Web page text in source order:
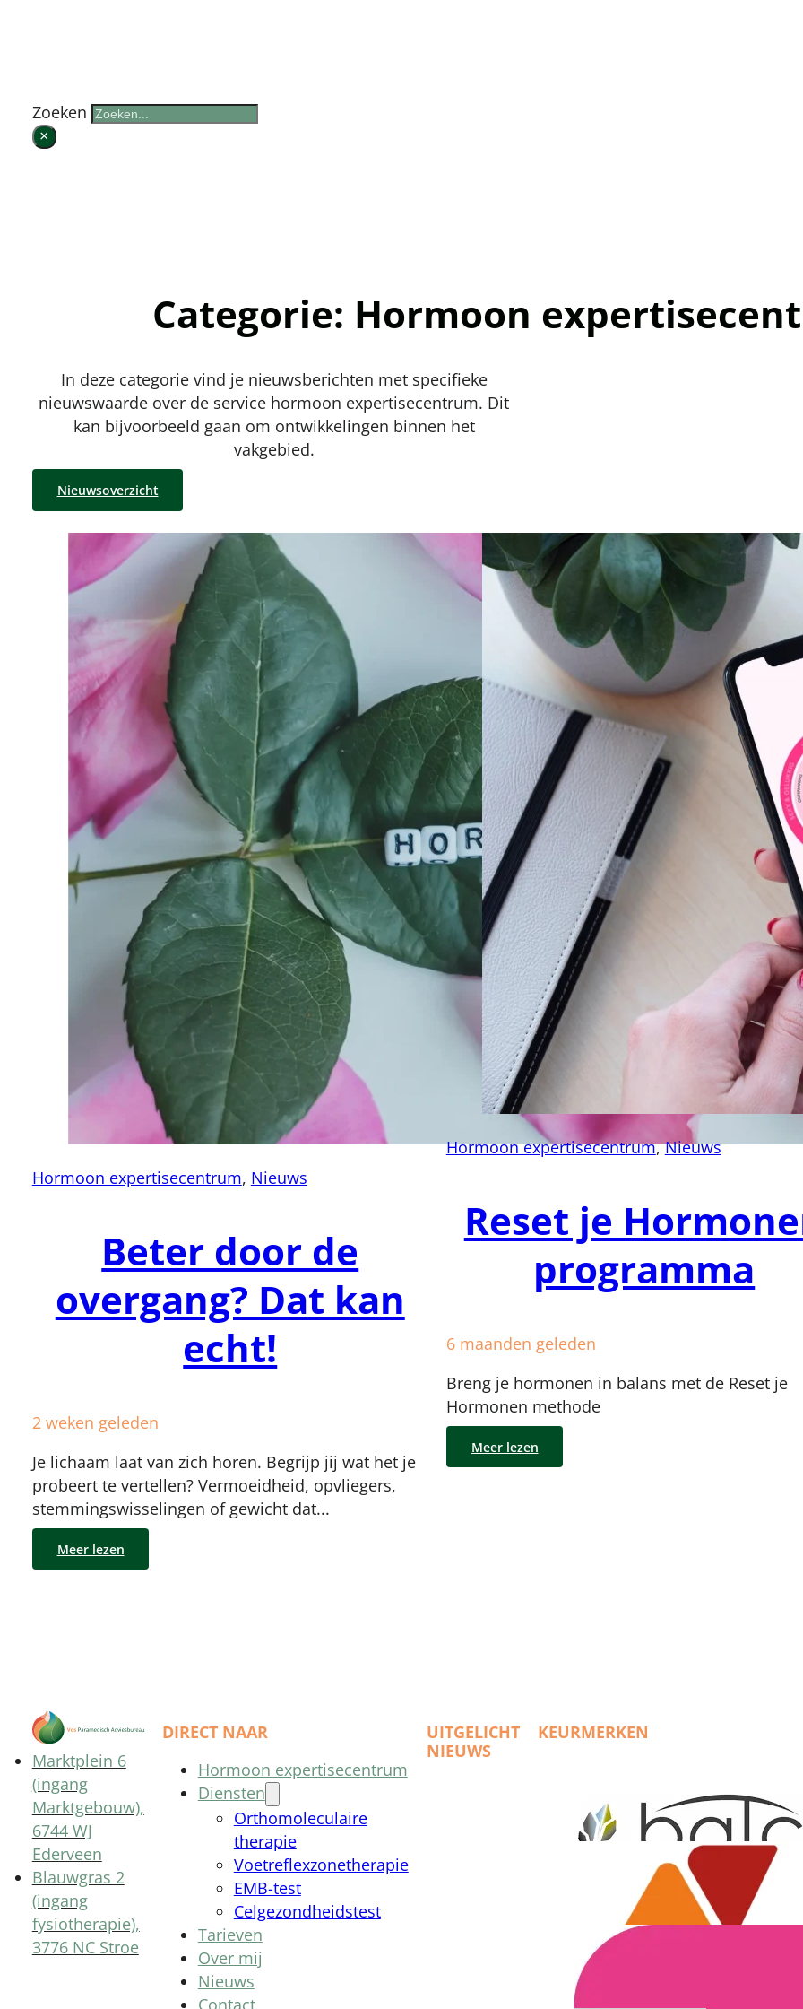
Zoeken
×
Categorie: Hormoon
In deze categorie vind je nieuwsberichten met specifieke
nieuwswaarde over de service hormoon expertisecentrum. Dit
kan bijvoorbeeld gaan om ontwikkelingen binnen het
vakgebied.
Nieuwsoverzicht
Hormoon expertisecentrum, Nieuws
Beter door de
overgang? Dat kan
echt!
2 weken geleden
Je lichaam laat van zich horen. Begrijp jij wat het je
probeert te vertellen? Vermoeidheid, opvliegers,
stemmingswisselingen of gewicht dat...
Meer lezen
Hormoon expertisecentrum,Nieuws
Reset je
programma
6 maanden geleden
Breng je hormonen in balans met de Reset je
Hormonen methode
Meer lezen
Marktplein 6
(ingang
Marktgebouw),
6744 WJ
Ederveen
Blauwgras 2
(ingang
fysiotherapie),
3776 NC Stroe
DIRECT NAAR
Hormoon expertisecentrum
Diensten
Orthomoleculaire
therapie
Voetreflexzonetherapie
EMB-test
Celgezondheidstest
Tarieven
Over mij
Nieuws
Contact
UITGELICHT
NIEUWS
KEURMERKEN